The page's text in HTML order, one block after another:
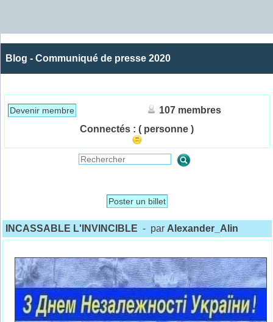
Blog - Communiqué de presse 2020
Devenir membre
107 membres
Connectés : ( personne )
Poster un billet
INCASSABLE L'INVINCIBLE - par Alexander_Alin